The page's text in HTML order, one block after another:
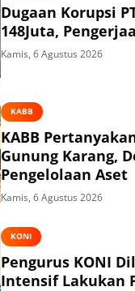
Dugaan Korupsi
148Juta,
Kamis, 6 Agustus 2026
KABB
KABB
Gunung Karang,
Pengelolaan Aset
Kamis, 6 Agustus 2026
KONI
Pengurus KONI
Intensif Lakukan